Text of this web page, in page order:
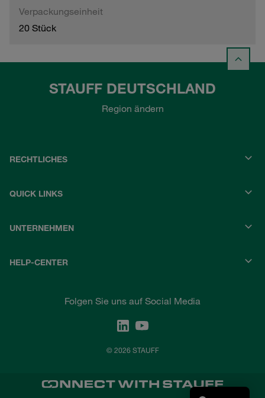
Verpackungseinheit
20 Stück
STAUFF DEUTSCHLAND
Region ändern
RECHTLICHES
QUICK LINKS
UNTERNEHMEN
HELP-CENTER
Folgen Sie uns auf Social Media
© 2026 STAUFF